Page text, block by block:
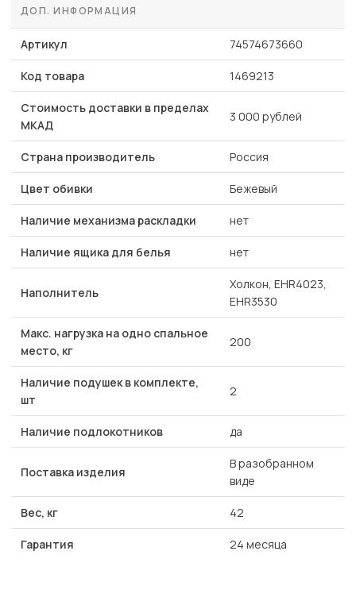
ДОП. ИНФОРМАЦИЯ
Артикул 74574673660
Код товара 1469213
Стоимость доставки в пределах
МКАД
3 000 рублей
Страна производитель Россия
Цвет обивки Бежевый
Наличие механизма раскладки нет
Наличие ящика для белья нет
Наполнитель
Холкон, EHR4023,
EHR3530
Макс. нагрузка на одно спальное
место, кг
200
Наличие подушек в комплекте,
шт
2
Наличие подлокотников да
Поставка изделия
В разобранном
виде
Вес, кг 42
Гарантия 24 месяца